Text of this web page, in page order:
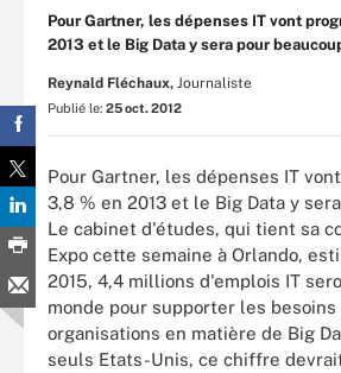
Pour Gartner, les dépenses IT vont
2013 et le Big Data y sera pour
Reynald Fléchaux, Journaliste
Publié le: 25 oct. 2012
Pour Gartner, les dépenses IT
3,8 % en 2013 et le Big Data y
Le cabinet d'études, qui tient sa
Expo cette semaine à Orlando,
2015, 4,4 millions d'emplois IT
monde pour supporter les besoins
organisations en matière de Big
seuls Etats-Unis, ce chiffre